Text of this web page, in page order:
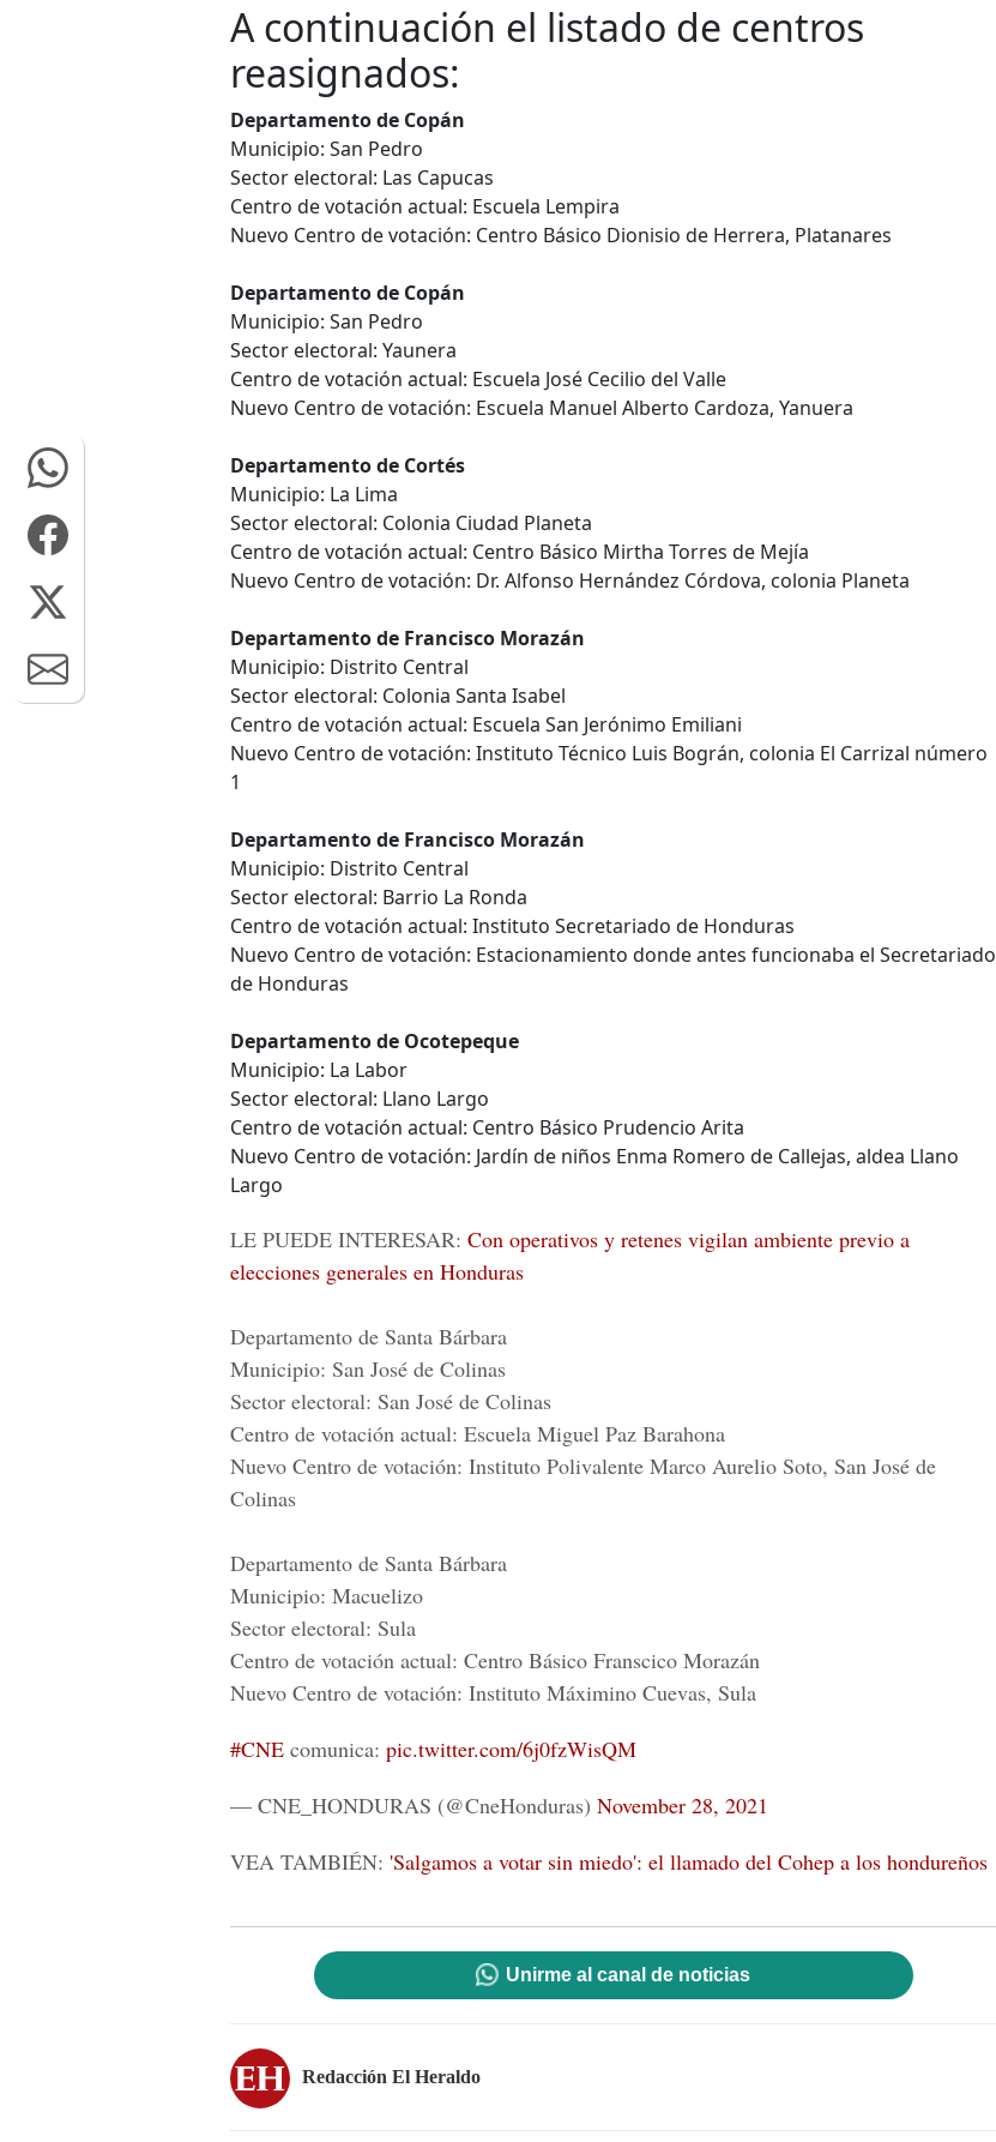
A continuación el listado de centros
reasignados:
Departamento de Copán
Municipio: San Pedro
Sector electoral: Las Capucas
Centro de votación actual: Escuela Lempira
Nuevo Centro de votación: Centro Básico Dionisio de Herrera, Platanares
Departamento de Copán
Municipio: San Pedro
Sector electoral: Yaunera
Centro de votación actual: Escuela José Cecilio del Valle
Nuevo Centro de votación: Escuela Manuel Alberto Cardoza, Yanuera
Departamento de Cortés
Municipio: La Lima
Sector electoral: Colonia Ciudad Planeta
Centro de votación actual: Centro Básico Mirtha Torres de Mejía
Nuevo Centro de votación: Dr. Alfonso Hernández Córdova, colonia Planeta
Departamento de Francisco Morazán
Municipio: Distrito Central
Sector electoral: Colonia Santa Isabel
Centro de votación actual: Escuela San Jerónimo Emiliani
Nuevo Centro de votación: Instituto Técnico Luis Bográn, colonia El Carrizal número
1
Departamento de Francisco Morazán
Municipio: Distrito Central
Sector electoral: Barrio La Ronda
Centro de votación actual: Instituto Secretariado de Honduras
Nuevo Centro de votación: Estacionamiento donde antes funcionaba el Secretariado
de Honduras
Departamento de Ocotepeque
Municipio: La Labor
Sector electoral: Llano Largo
Centro de votación actual: Centro Básico Prudencio Arita
Nuevo Centro de votación: Jardín de niños Enma Romero de Callejas, aldea Llano
Largo
LE PUEDE INTERESAR: Con operativos y retenes vigilan ambiente previo a
elecciones generales en Honduras
Departamento de Santa Bárbara
Municipio: San José de Colinas
Sector electoral: San José de Colinas
Centro de votación actual: Escuela Miguel Paz Barahona
Nuevo Centro de votación: Instituto Polivalente Marco Aurelio Soto, San José de
Colinas
Departamento de Santa Bárbara
Municipio: Macuelizo
Sector electoral: Sula
Centro de votación actual: Centro Básico Franscico Morazán
Nuevo Centro de votación: Instituto Máximino Cuevas, Sula
#CNE comunica: pic.twitter.com/6j0fzWisQM
— CNE_HONDURAS (@CneHonduras) November 28, 2021
VEA TAMBIÉN: 'Salgamos a votar sin miedo': el llamado del Cohep a los hondureños
Unirme al canal de noticias
Redacción El Heraldo